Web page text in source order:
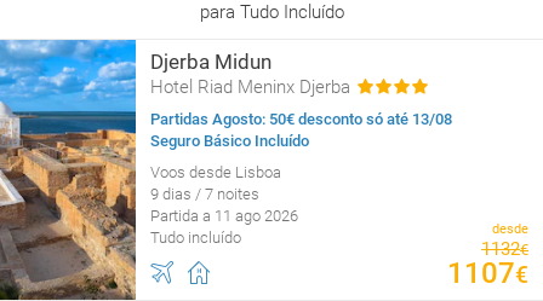
para Tudo Incluído
Djerba Midun
Hotel Riad Meninx Djerba
Partidas Agosto: 50€ desconto só até 13/08
Seguro Básico Incluído
Voos desde Lisboa
9 dias / 7 noites
Partida a 11 ago 2026
Tudo incluído
desde
1132€
1107€